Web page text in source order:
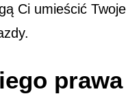
Ci umieścić